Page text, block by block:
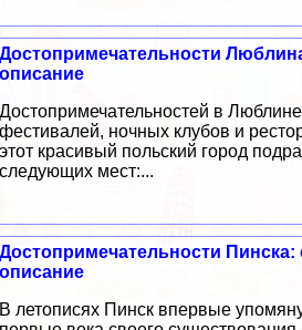
Достопримечательности
описание
Достопримечательностей в
фестивалей, ночных клубов и
этот красивый польский город
следующих мест:...
Достопримечательности Пинска:
описание
В летописях Пинск впервые